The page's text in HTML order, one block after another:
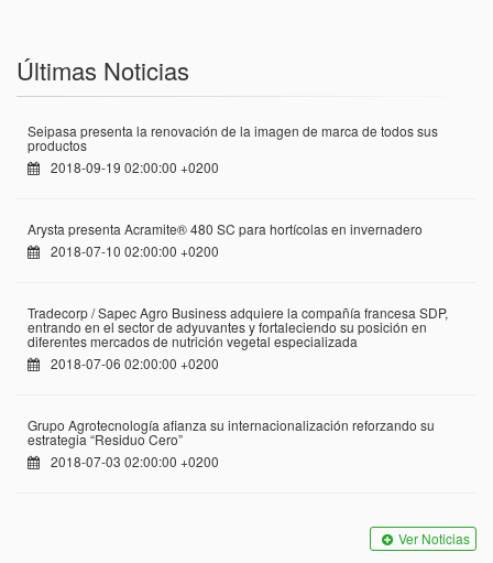
Últimas Noticias
Seipasa presenta la renovación de la imagen de marca de todos sus
productos
2018-09-19 02:00:00 +0200
Arysta presenta Acramite® 480 SC para hortícolas en invernadero
2018-07-10 02:00:00 +0200
Tradecorp / Sapec Agro Business adquiere la compañía francesa SDP,
entrando en el sector de adyuvantes y fortaleciendo su posición en
diferentes mercados de nutrición vegetal especializada
2018-07-06 02:00:00 +0200
Grupo Agrotecnología afianza su internacionalización reforzando su
estrategia “Residuo Cero”
2018-07-03 02:00:00 +0200
Ver Noticias